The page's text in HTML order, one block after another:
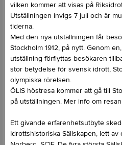
vilken kommer att visas på
Utställningen invigs 7 juli och är
tiderna.
Med den nya utställningen får
Stockholm 1912, på nytt. Genom
utställning förflyttas besökaren
stor betydelse för svensk idrott,
olympiska rörelsen.
ÖLIS höstresa kommer att gå till
på utställningen. Mer info om
Ett givande erfarenhetsutbyte
Idrottshistoriska Sällskapen, lett